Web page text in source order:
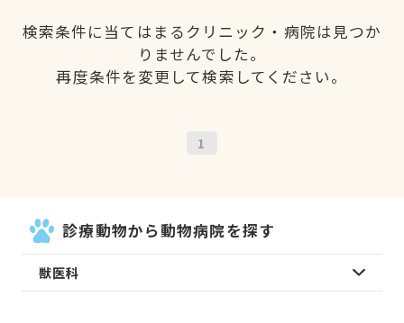
検索条件に当てはまるクリニック・病院は見つか
りませんでした。
再度条件を変更して検索してください。
1
診療動物から動物病院を探す
獣医科